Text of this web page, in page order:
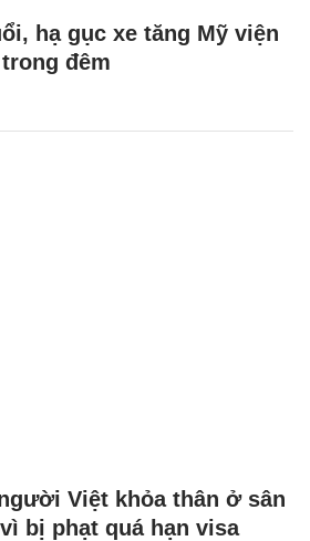
hạ gục xe tăng Mỹ viện
đêm
Việt khỏa thân ở sân
bị phạt quá hạn visa